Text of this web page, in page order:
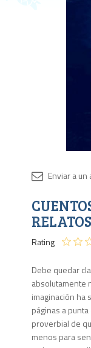
Rating
Debe quedar
absolutamente
imaginación ha
páginas a
proverbial de
menos para